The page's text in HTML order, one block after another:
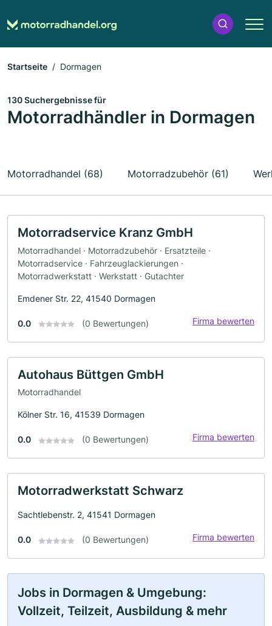
Startseite Dormagen
130 Suchergebnisse für
Motorradhändler in Dormagen
Motorradhandel (68) Motorradzubehör (61)
Motorradservice Kranz GmbH
Motorradhandel · Motorradzubehör · Ersatzteile ·
Motorradservice · Fahrzeuglackierungen ·
Motorradwerkstatt · Werkstatt · Gutachter
Emdener Str. 22, 41540 Dormagen
0.0 (0 Bewertungen) Firma bewerten
Autohaus Büttgen GmbH
Motorradhandel
Kölner Str. 16, 41539 Dormagen
0.0 (0 Bewertungen) Firma bewerten
Motorradwerkstatt Schwarz
Sachtlebenstr. 2, 41541 Dormagen
0.0 (0 Bewertungen) Firma bewerten
Jobs in Dormagen & Umgebung:
Vollzeit, Teilzeit, Ausbildung & mehr